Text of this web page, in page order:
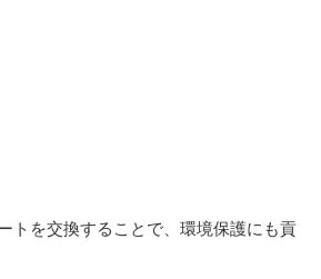
トを交換することで、環境保護にも貢